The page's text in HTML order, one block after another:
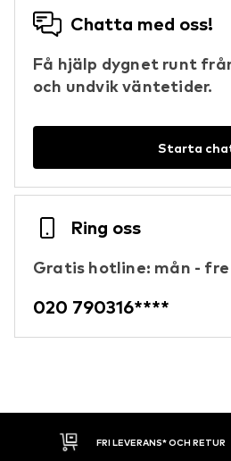
Chatta med oss!
Få hjälp dygnet runt
och undvik väntetider.
Starta
Ring oss
Gratis hotline: mån -
020 790316****
FRI LEVERANS* OCH RETUR